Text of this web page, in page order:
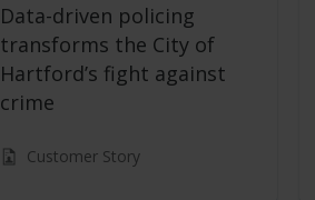
Data-driven policing
transforms the City of
Hartford’s fight against
crime
Customer Story